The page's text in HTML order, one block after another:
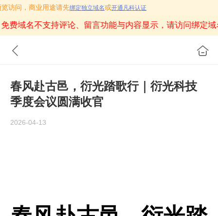
访问，商业用途请先绑定独立域名或开通凡科认证
费域名不支持评论、留言功能与内容显示，请访问绑定域
春风赴古邑，衍光踏歌行｜衍光科技
季度会议圆满收官
2026-04-13